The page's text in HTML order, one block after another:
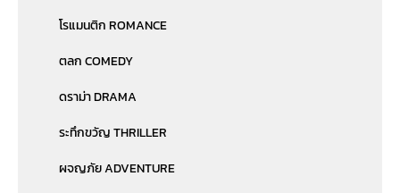
โรแมนติก ROMANCE
ตลก COMEDY
ดราม่า DRAMA
ระทึกขวัญ THRILLER
ผจญภัย ADVENTURE